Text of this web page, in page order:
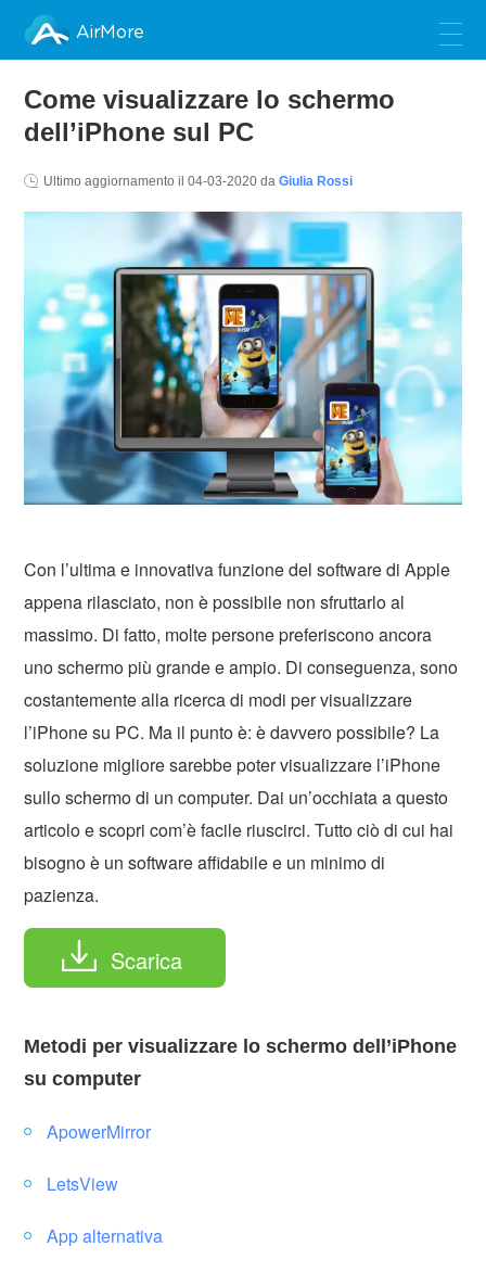
AirMore
Come visualizzare lo schermo
dell’iPhone sul PC
Ultimo aggiornamento il04-03-2020 daGiulia Rossi
Con l’ultima e innovativa funzione del software di Apple
appena rilasciato, non è possibile non sfruttarlo al
massimo. Di fatto, molte persone preferiscono ancora
uno schermo più grande e ampio. Di conseguenza, sono
costantemente alla ricerca di modi per visualizzare
l’iPhone su PC. Ma il punto è: è davvero possibile? La
soluzione migliore sarebbe poter visualizzare l’iPhone
sullo schermo di un computer. Dai un’occhiata a questo
articolo e scopri com’è facile riuscirci. Tutto ciò di cui hai
bisogno è un software affidabile e un minimo di
pazienza.
Scarica
Metodi per visualizzare lo schermo dell’iPhone
su computer
ApowerMirror
LetsView
App alternativa